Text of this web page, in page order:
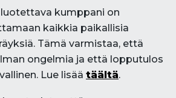
luotettava kumppani on
kaikkia paikallisia
Tämä varmistaa, että
ongelmia ja että lopputulos
Lue lisää täältä.